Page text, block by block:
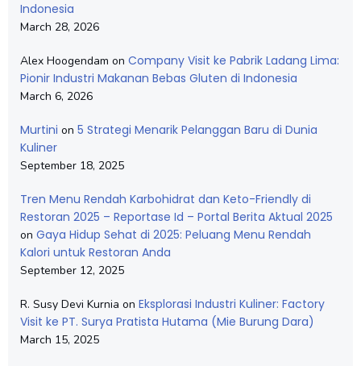
Indonesia
March 28, 2026
Alex Hoogendam on Company Visit ke Pabrik Ladang Lima:
Pionir Industri Makanan Bebas Gluten di Indonesia
March 6, 2026
Murtini on 5 Strategi Menarik Pelanggan Baru di Dunia
Kuliner
September 18, 2025
Tren Menu Rendah Karbohidrat dan Keto-Friendly di
Restoran 2025 – Reportase Id – Portal Berita Aktual 2025
on Gaya Hidup Sehat di 2025: Peluang Menu Rendah
Kalori untuk Restoran Anda
September 12, 2025
R. Susy Devi Kurnia on Eksplorasi Industri Kuliner: Factory
Visit ke PT. Surya Pratista Hutama (Mie Burung Dara)
March 15, 2025